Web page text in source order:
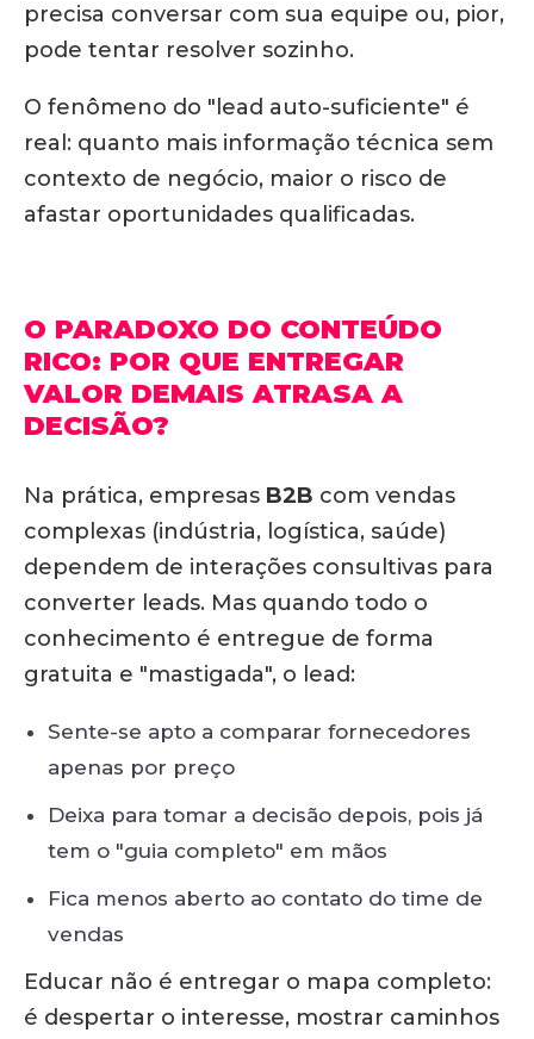
precisa conversar com sua equipe ou, pior,
pode tentar resolver sozinho.
O fenômeno do "lead auto-suficiente" é
real: quanto mais informação técnica sem
contexto de negócio, maior o risco de
afastar oportunidades qualificadas.
O PARADOXO DO CONTEÚDO
RICO: POR QUE ENTREGAR
VALOR DEMAIS ATRASA A
DECISÃO?
Na prática, empresas B2B com vendas
complexas (indústria, logística, saúde)
dependem de interações consultivas para
converter leads. Mas quando todo o
conhecimento é entregue de forma
gratuita e "mastigada", o lead:
Sente-se apto a comparar fornecedores
apenas por preço
Deixa para tomar a decisão depois, pois já
tem o "guia completo" em mãos
Fica menos aberto ao contato do time de
vendas
Educar não é entregar o mapa completo:
é despertar o interesse, mostrar caminhos